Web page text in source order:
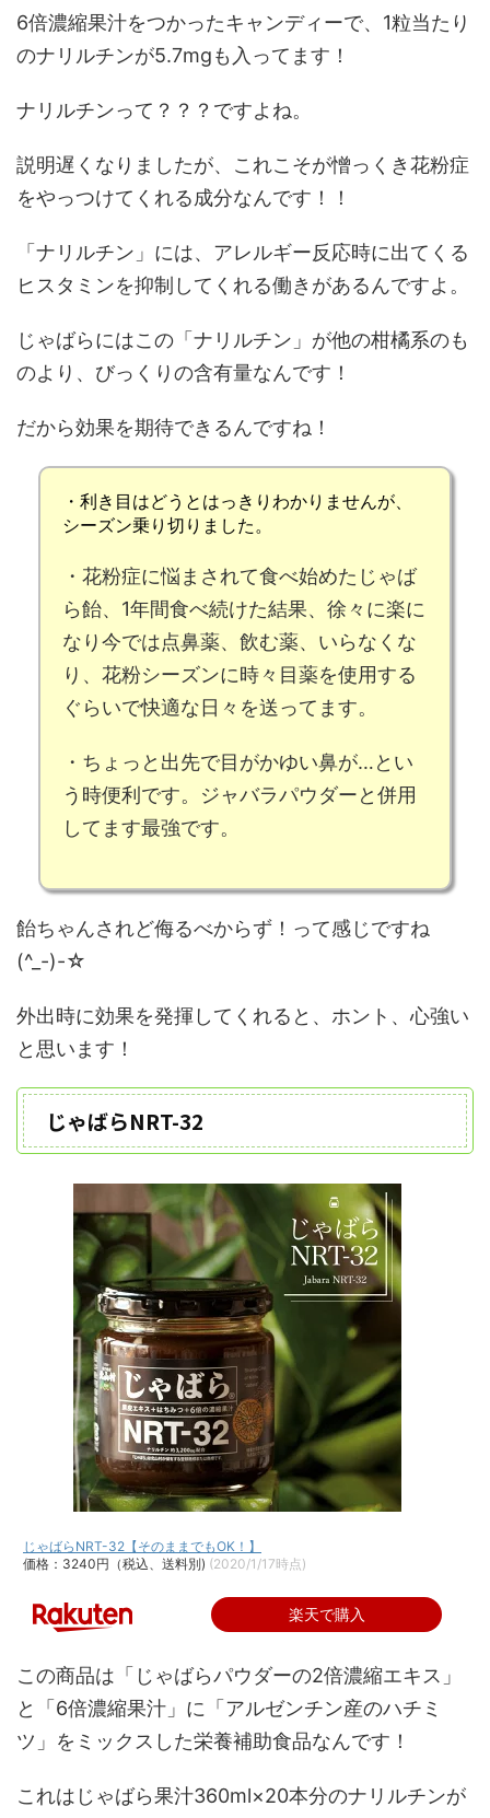
6倍濃縮果汁をつかったキャンディーで、1粒当たり
のナリルチンが5.7mgも入ってます！
ナリルチンって？？？ですよね。
説明遅くなりましたが、これこそが憎っくき花粉症
をやっつけてくれる成分なんです！！
「ナリルチン」には、アレルギー反応時に出てくる
ヒスタミンを抑制してくれる働きがあるんですよ。
じゃばらにはこの「ナリルチン」が他の柑橘系のも
のより、 びっくりの含有量なんです！
だから効果を期待できるんですね！
・利き目はどうとはっきりわかりませんが、
シーズン乗り切りました 。
・花粉症に悩まされて食べ始めたじゃば
ら飴、1年間食べ続けた結果、徐々に楽に
なり今では点鼻薬、飲む薬、いらなくな
り 、花粉シーズンに時々目薬を使用する
ぐらいで快適な日々を送ってます。
・ちょっと出先で目がかゆい鼻が…とい
う時便利です。 ジャバラパウダーと併用
してます最強です。
飴ちゃんされど侮るべからず！って感じですね
(^_-)-☆
外出時に効果を発揮してくれると、ホント、心強い
と思います！
じゃばらNRT-32
じゃばらNRT-32【そのままでもOK！】
価格：3240円（税込、送料別) (2020/1/17時点)
楽天で購入
この商品は「 じゃばらパウダーの2倍濃縮エキス 」
と「6倍濃縮果汁 」に「アルゼンチン産のハチミ
ツ 」をミックスした栄養補助食品なんです！
これは じゃばら果汁360ml×20本分のナリルチンが